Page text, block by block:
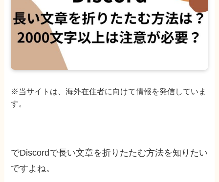
※当サイトは、海外在住者に向けて情報を発信していま
す。
でDiscordで長い文章を折りたたむ方法を知りたい
ですよね。